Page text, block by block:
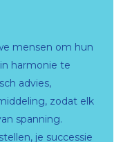
mensen om hun
harmonie te
advies,
zodat elk
spanning.
je successie